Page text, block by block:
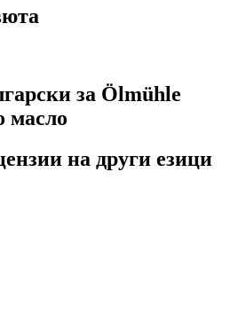
за Ölmühle
масло
на други езици